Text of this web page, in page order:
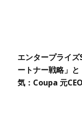
エンタープライ
ートナー戦略」
気：Coupa 元